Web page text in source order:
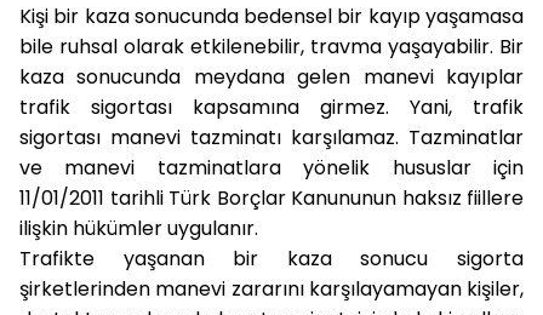
Kişi bir kaza sonucunda bedensel bir kayıp yaşamasa
bile ruhsal olarak etkilenebilir, travma yaşayabilir. Bir
kaza sonucunda meydana gelen manevi kayıplar
trafik sigortası kapsamına girmez. Yani, trafik
sigortası manevi tazminatı karşılamaz. Tazminatlar
ve manevi tazminatlara yönelik hususlar için
11/01/2011 tarihli Türk Borçlar Kanununun haksız fiillere
ilişkin hükümler uygulanır.
Trafikte yaşanan bir kaza sonucu sigorta
şirketlerinden manevi zararını karşılayamayan kişiler,